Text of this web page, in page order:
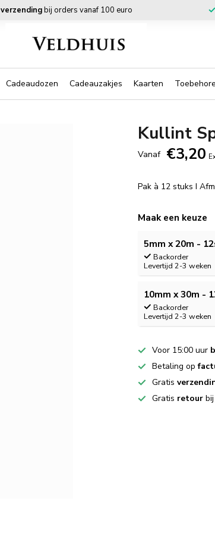
verzendingbij orders vanaf 100 euro
Cadeaudozen Cadeauzakjes Kaarten
Kullint
Vanaf €3,20
Pak à 12 stuks I
Maak een keuze
5mm x 20m -
Backorder
Levertijd 2-3 weken
10mm x 30m -
Backorder
Levertijd 2-3 weken
Voor 15:00 uur
Betaling op
Gratis
Gratis retour